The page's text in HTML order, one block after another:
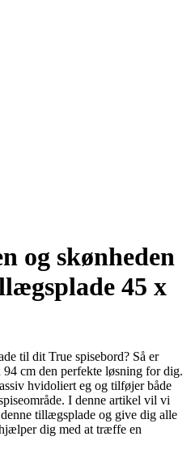
og skønheden
45 x
til dit True spisebord? Så er
cm den perfekte løsning for dig.
hvidoliert eg og tilføjer både
I denne artikel vil vi
tillægsplade og give dig alle
dig med at træffe en